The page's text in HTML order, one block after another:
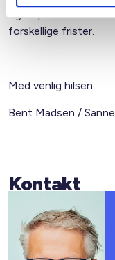
og
forskellige frister.
Med venlig hilsen
Bent Madsen /
Kontakt